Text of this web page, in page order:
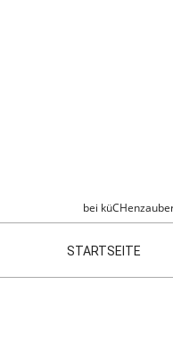
bei
Menu
STARTSEITE